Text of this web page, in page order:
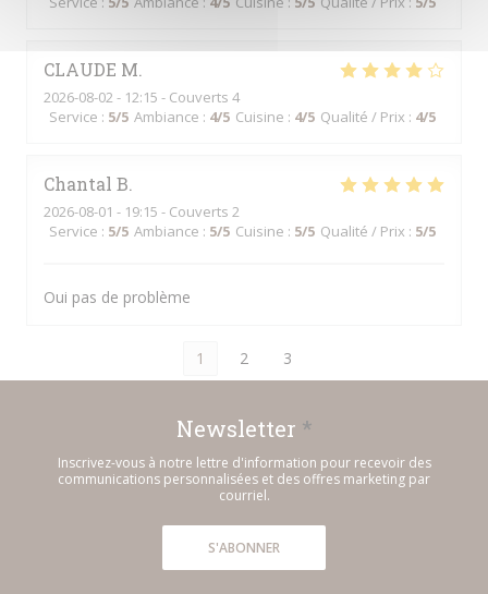
CLAUDE M
2026-08-02 - 12:15 - Couverts 4
Service : 5/5 Ambiance : 4/5 Cuisine : 4/5 Qualité / Prix : 4/5
Chantal B
2026-08-01 - 19:15 - Couverts 2
Service : 5/5 Ambiance : 5/5 Cuisine : 5/5 Qualité / Prix : 5/5
Oui pas de problème
1 2 3
Newsletter *
Inscrivez-vous à notre lettre d'information pour recevoir des
communications personnalisées et des offres marketing par
courriel.
S'ABONNER